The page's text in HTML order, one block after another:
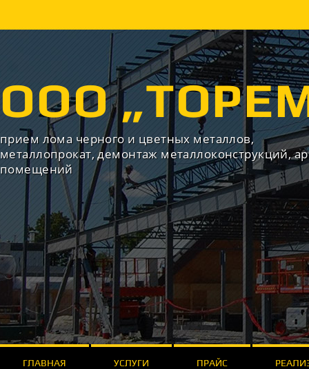
ООО
прием лома черного и цветных металлов,
металлопрокат, демонтаж металлоконструкций,
помещений
ГЛАВНАЯ УСЛУГИ ПРАЙС